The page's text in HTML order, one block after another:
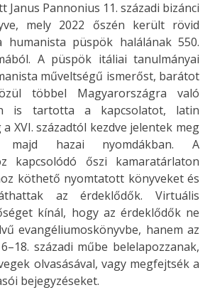
Janus Pannonius 11. századi bizánci
mely 2022 őszén került rövid
püspök halálának 550.
A püspök itáliai tanulmányai
műveltségű ismerőst, barátot
többel Magyarországra való
is tartotta a kapcsolatot, latin
XVI. századtól kezdve jelentek meg
majd hazai nyomdákban. A
kapcsolódó őszi kamaratárlaton
köthető nyomtatott könyveket és
az érdeklődők. Virtuális
kínál, hogy az érdeklődők ne
evangéliumoskönyvbe, hanem az
századi műbe belelapozzanak,
olvasásával, vagy megfejtsék a
bejegyzéseket.